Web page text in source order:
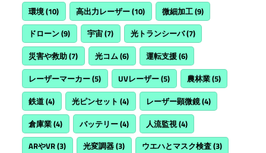
環境(10) 高出力レーザー(10) 微細加工(9)
ドローン(9) 宇宙(7) 光トランシーバ(7)
災害や救助(7) 光コム(6) 運転支援(6)
レーザーマーカー(5) UVレーザー(5) 農林業(5)
鉄道(4) 光ピンセット (4) レーザー顕微鏡(4)
倉庫業(4) バッテリー(4) 人流監視(4)
ARやVR(3) 光変調器(3) ウエハとマスク検査(3)